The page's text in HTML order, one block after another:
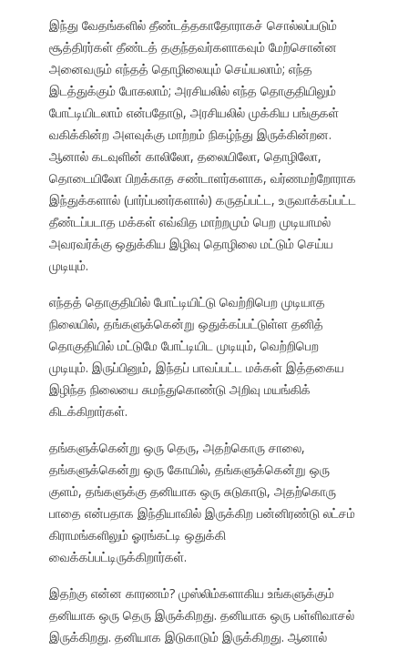
இந்து வேதங்களில் தீண்டத்தகாதோராகச் சொல்லப்படும்
சூத்திரர்கள் தீண்டத் தகுந்தவர்களாகவும் மேற்சொன்ன
அனைவரும் எந்தத் தொழிலையும் செய்யலாம்; எந்த
இடத்துக்கும் போகலாம்; அரசியலில் எந்த தொகுதியிலும்
போட்டியிடலாம் என்பதோடு, அரசியலில் முக்கிய பங்குகள்
வகிக்கின்ற அளவுக்கு மாற்றம் நிகழ்ந்து இருக்கின்றன.
ஆனால் கடவுளின் காலிலோ, தலையிலோ, தொழிலோ,
தொடையிலோ பிறக்காத சண்டாளர்களாக, வர்ணமற்றோராக
இந்துக்களால் (பார்ப்பனர்களால்) கருதப்பட்ட, உருவாக்கப்பட்ட
தீண்டப்படாத மக்கள் எவ்வித மாற்றமும் பெற முடியாமல்
அவரவர்க்கு ஒதுக்கிய இழிவு தொழிலை மட்டும் செய்ய
முடியும்.
எந்தத் தொகுதியில் போட்டியிட்டு வெற்றிபெற முடியாத
நிலையில், தங்களுக்கென்று ஒதுக்கப்பட்டுள்ள தனித்
தொகுதியில் மட்டுமே போட்டியிட முடியும், வெற்றிபெற
முடியும். இருப்பினும், இந்தப் பாவப்பட்ட மக்கள் இத்தகைய
இழிந்த நிலையை சுமந்துகொண்டு அறிவு மயங்கிக்
கிடக்கிறார்கள்.
தங்களுக்கென்று ஒரு தெரு, அதற்கொரு சாலை,
தங்களுக்கென்று ஒரு கோயில், தங்களுக்கென்று ஒரு
குளம், தங்களுக்கு தனியாக ஒரு சுடுகாடு, அதற்கொரு
பாதை என்பதாக இந்தியாவில் இருக்கிற பன்னிரண்டு லட்சம்
கிராமங்களிலும் ஓரங்கட்டி ஒதுக்கி
வைக்கப்பட்டிருக்கிறார்கள்.
இதற்கு என்ன காரணம்? முஸ்லிம்களாகிய உங்களுக்கும்
தனியாக ஒரு தெரு இருக்கிறது. தனியாக ஒரு பள்ளிவாசல்
இருக்கிறது. தனியாக இடுகாடும் இருக்கிறது. ஆனால்